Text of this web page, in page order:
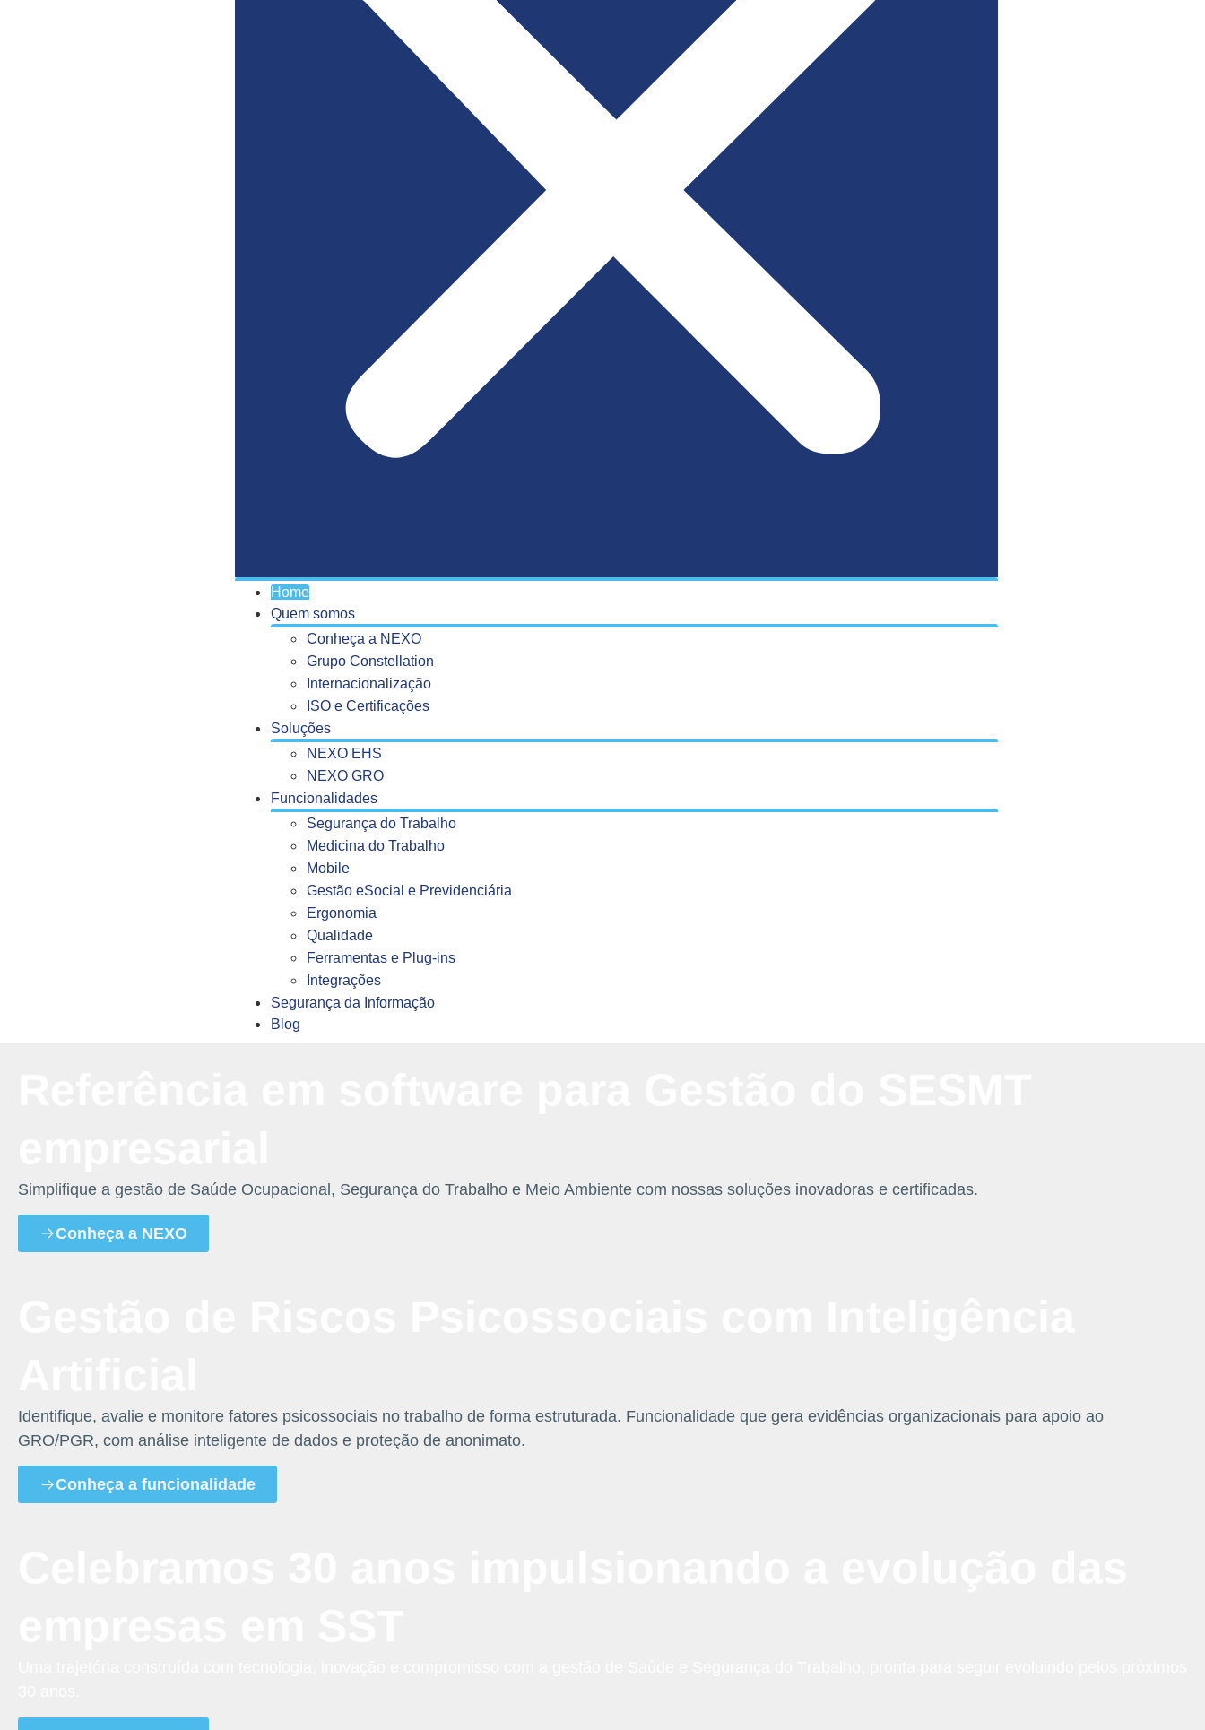
Home
Quem somos
Conheça a NEXO
Grupo Constellation
Internacionalização
ISO e Certificações
Soluções
NEXO EHS
NEXO GRO
Funcionalidades
Segurança do Trabalho
Medicina do Trabalho
Mobile
Gestão eSocial e Previdenciária
Ergonomia
Qualidade
Ferramentas e Plug-ins
Integrações
Segurança da Informação
Blog
Simplifique a gestão de Saúde Ocupacional, Segurança do Trabalho e Meio Ambiente com nossas soluções inovadoras e certificadas.
Conheça a NEXO
Identifique, avalie e monitore fatores psicossociais no trabalho de forma estruturada. Funcionalidade que gera evidências organizacionais para apoio ao
GRO/PGR, com análise inteligente de dados e proteção de anonimato.
Conheça a funcionalidade